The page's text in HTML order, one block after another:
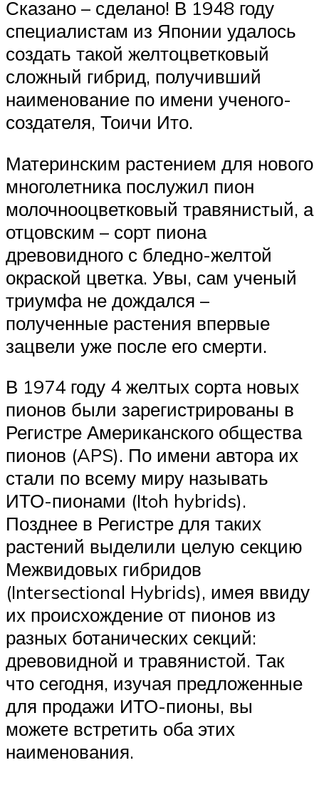
Сказано – сделано! В 1948 году
специалистам из Японии удалось
создать такой желтоцветковый
сложный гибрид, получивший
наименование по имени ученого-
создателя, Тоичи Ито.
Материнским растением для нового
многолетника послужил пион
молочнооцветковый травянистый, а
отцовским – сорт пиона
древовидного с бледно-желтой
окраской цветка. Увы, сам ученый
триумфа не дождался –
полученные растения впервые
зацвели уже после его смерти.
В 1974 году 4 желтых сорта новых
пионов были зарегистрированы в
Регистре Американского общества
пионов (APS). По имени автора их
стали по всему миру называть
ИТО-пионами (Itoh hybrids).
Позднее в Регистре для таких
растений выделили целую секцию
Межвидовых гибридов
(Intersectional Hybrids), имея ввиду
их происхождение от пионов из
разных ботанических секций:
древовидной и травянистой. Так
что сегодня, изучая предложенные
для продажи ИТО-пионы, вы
можете встретить оба этих
наименования.